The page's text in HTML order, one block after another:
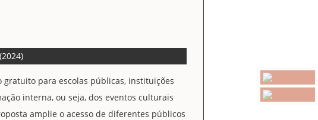
para escolas públicas, instituições
interna, ou seja, dos eventos culturais
amplie o acesso de diferentes públicos